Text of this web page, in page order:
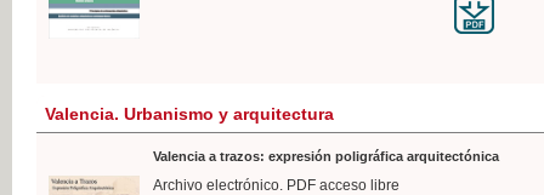
Valencia. Urbanismo y arquitectura
Valencia a trazos: expresión poligráfica arquitectónica
Archivo electrónico. PDF acceso libre